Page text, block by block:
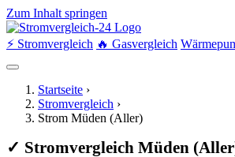
Zum Inhalt springen
⚡ Stromvergleich 🔥 Gasvergleich
Startseite ›
Stromvergleich ›
Strom Müden (Aller)
✓ Stromvergleich Müden